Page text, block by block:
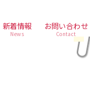
新着情報
News
お問い合わせ
Contact